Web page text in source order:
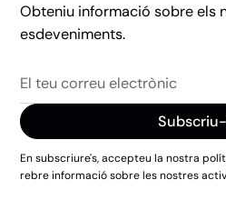
Obteniu informació sobre els
esdeveniments.
En subscriure's, accepteu la nostra
rebre informació sobre les nostres